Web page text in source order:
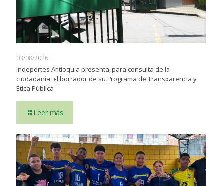
03/08/2026
Indeportes Antioquia presenta, para consulta de la
ciudadanía, el borrador de su Programa de Transparencia y
Ética Pública
Leer más